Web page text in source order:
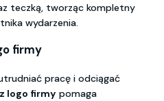
teczką, tworząc kompletny
wydarzenia.
firmy
pracę i odciągać
logo firmy pomaga